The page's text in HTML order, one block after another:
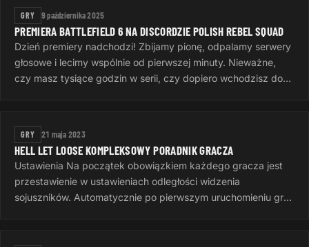
GRY 9 października 2025
PREMIERA BATTLEFIELD 6 NA DISCORDZIE POLISH REBEL SQUAD
Dzień premiery nadchodzi! Zbijamy pionę, odpalamy serwery
głosowe i lecimy wspólnie od pierwszej minuty. Nieważne,
czy masz tysiące godzin w serii, czy dopiero wchodzisz do
GRY 21 maja 2023
HELL LET LOOSE KOMPLEKSOWY PORADNIK GRACZA
Ustawienia Na początek obowiązkiem każdego gracza jest
przestawienie w ustawieniach odległości widzenia
sojuszników. Automatycznie po pierwszym uruchomieniu gry